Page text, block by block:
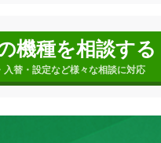
機種を相談する
入替・設定など様々な相談に対応